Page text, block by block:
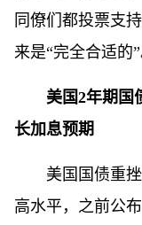
同僚们都投票支
来是“完全合适的”
美国2年期国
长加息预期
美国国债重
高水平，之前公